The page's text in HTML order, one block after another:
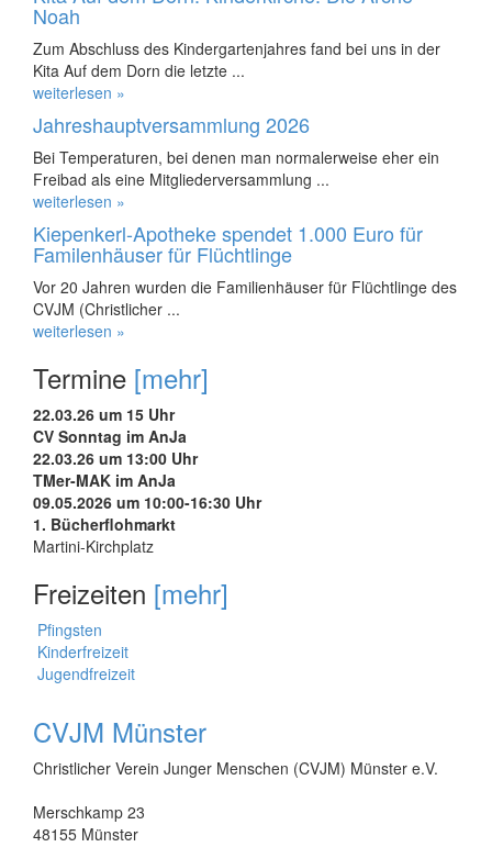
Noah
Zum Abschluss des Kindergartenjahres fand bei uns in der
Kita Auf dem Dorn die letzte ...
weiterlesen »
Jahreshauptversammlung 2026
Bei Temperaturen, bei denen man normalerweise eher ein
Freibad als eine Mitgliederversammlung ...
weiterlesen »
Kiepenkerl-Apotheke spendet 1.000 Euro für
Familenhäuser für Flüchtlinge
Vor 20 Jahren wurden die Familienhäuser für Flüchtlinge des
CVJM (Christlicher ...
weiterlesen »
Termine [mehr]
22.03.26 um 15 Uhr
CV Sonntag im AnJa
22.03.26 um 13:00 Uhr
TMer-MAK im AnJa
09.05.2026 um 10:00-16:30 Uhr
1. Bücherflohmarkt
Martini-Kirchplatz
Freizeiten [mehr]
Pfingsten
Kinderfreizeit
Jugendfreizeit
CVJM Münster
Christlicher Verein Junger Menschen (CVJM) Münster e.V.
Merschkamp 23
48155 Münster